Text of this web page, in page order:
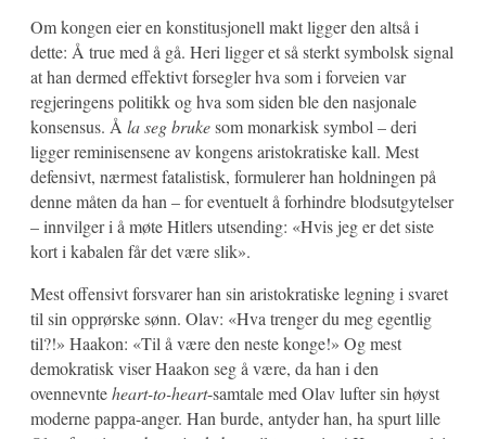
Om kongen eier en konstitusjonell makt ligger den altså i
dette: Å true med å gå. Heri ligger et så sterkt symbolsk signal
at han dermed effektivt forsegler hva som i forveien var
regjeringens politikk og hva som siden ble den nasjonale
konsensus. Å la seg brukesom monarkisk symbol – deri
ligger reminisensene av kongens aristokratiske kall. Mest
defensivt, nærmest fatalistisk, formulerer han holdningen på
denne måten da han – for eventuelt å forhindre blodsutgytelser
– innvilger i å møte Hitlers utsending: «Hvis jeg er det siste
kort i kabalen får det være slik».
Mest offensivt forsvarer han sin aristokratiske legning i svaret
til sin opprørske sønn. Olav: «Hva trenger du meg egentlig
til?!» Haakon: «Til å være den neste konge!» Og mest
demokratisk viser Haakon seg å være, da han i den
ovennevnteheart-to-heart-samtale med Olav lufter sin høyst
moderne pappa-anger. Han burde, antyder han, ha spurt lille